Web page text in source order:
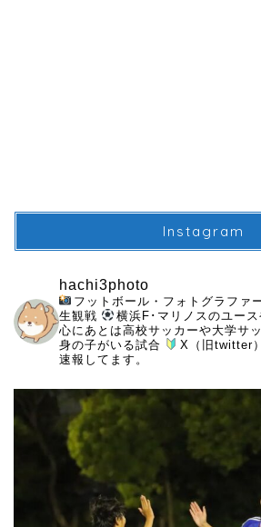
Instagram
hachi3photo
フットボール・フォトグラファ
生観戦
横浜F･マリノスのユー
心にあとは高校サッカーや大学サ
身の子がいる試合
X（旧twitter
速報してます。